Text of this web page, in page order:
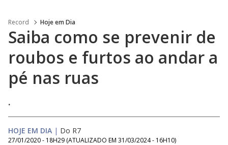
Record Hoje em Dia
Saiba como se prevenir de
roubos e furtos ao andar a
pé nas ruas
.
HOJE EM DIA | Do R7
27/01/2020 - 18H29 (ATUALIZADO EM 31/03/2024 - 16H10)